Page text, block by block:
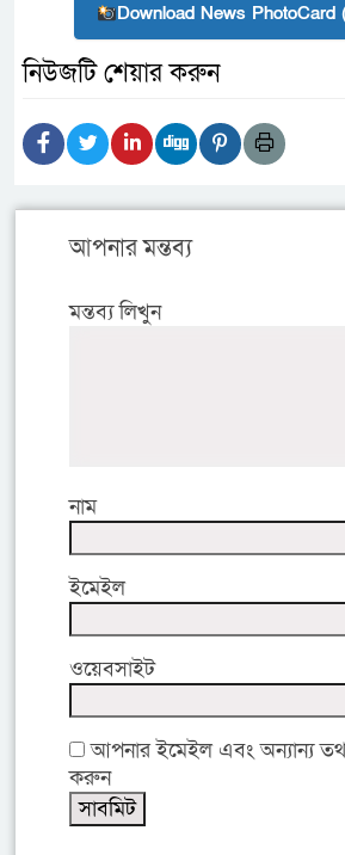
Download News PhotoCard
নিউজটি শেয়ার করুন
আপনার মন্তব্য
মন্তব্য লিখুন
নাম
ইমেইল
ওয়েবসাইট
আপনার ইমেইল এবং অন্যান্য
করুন